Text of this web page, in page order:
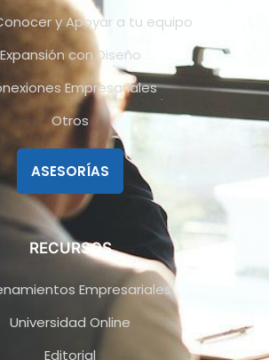
y Apoyar a tu equipo
Expansión con Diseño
Empresariales
Otros
ASESORÍAS
RECURSOS
Empresariales
Universidad Online
Editorial